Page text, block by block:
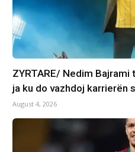
ZYRTARE/ Nedim
ja ku do vazhdoj karrierën
August 4, 2026